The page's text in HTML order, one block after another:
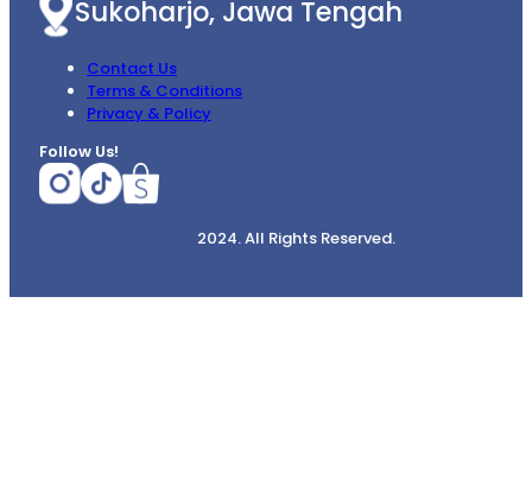
Sukoharjo, Jawa Tengah
Contact Us
Terms & Conditions
Privacy & Policy
Follow Us!
2024. All Rights Reserved.